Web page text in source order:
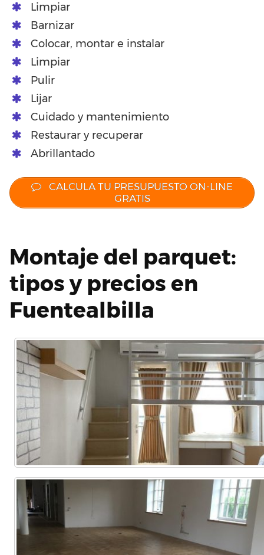
Limpiar
Barnizar
Colocar, montar e instalar
Limpiar
Pulir
Lijar
Cuidado y mantenimiento
Restaurar y recuperar
Abrillantado
CALCULA TU PRESUPUESTO ON-LINE
GRATIS
Montaje del parquet:
tipos y precios en
Fuentealbilla